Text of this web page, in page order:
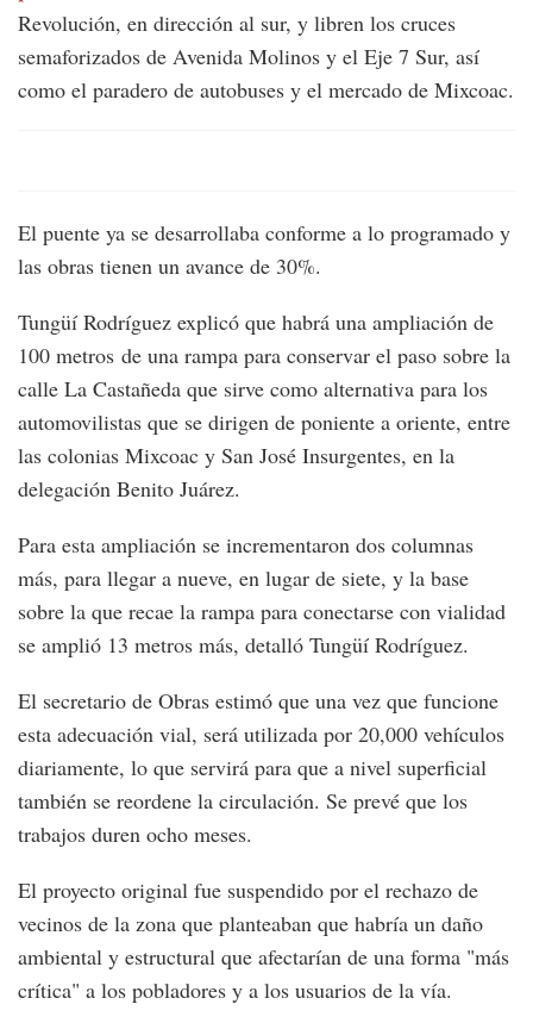
Revolución, en dirección al sur, y libren los cruces
semaforizados de Avenida Molinos y el Eje 7 Sur, así
como el paradero de autobuses y el mercado de Mixcoac.
El puente ya se desarrollaba conforme a lo programado y
las obras tienen un avance de 30%.
Tungüí Rodríguez explicó que habrá una ampliación de
100 metros de una rampa para conservar el paso sobre la
calle La Castañeda que sirve como alternativa para los
automovilistas que se dirigen de poniente a oriente, entre
las colonias Mixcoac y San José Insurgentes, en la
delegación Benito Juárez.
Para esta ampliación se incrementaron dos columnas
más, para llegar a nueve, en lugar de siete, y la base
sobre la que recae la rampa para conectarse con vialidad
se amplió 13 metros más, detalló Tungüí Rodríguez.
El secretario de Obras estimó que una vez que funcione
esta adecuación vial, será utilizada por 20,000 vehículos
diariamente, lo que servirá para que a nivel superficial
también se reordene la circulación. Se prevé que los
trabajos duren ocho meses.
El proyecto original fue suspendido por el rechazo de
vecinos de la zona que planteaban que habría un daño
ambiental y estructural que afectarían de una forma "más
crítica" a los pobladores y a los usuarios de la vía.